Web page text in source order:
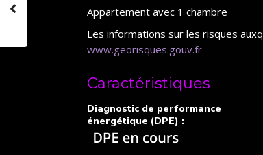
Appartement avec 1 chambre
Les informations sur les risques
www.georisques.gouv.fr
Caractéristiques